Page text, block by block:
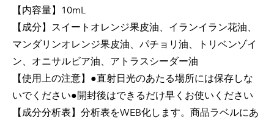
【内容量】10mL
【成分】スイートオレンジ果皮油、イランイラン花油、
マンダリンオレンジ果皮油、パチョリ油、トリベンゾイ
ン、オニサルビア油、アトラスシーダー油
【使用上の注意】●直射日光のあたる場所には保存しな
いでください●開封後はできるだけ早くお使いください
【成分分析表】分析表をWEB化します。商品ラベルにあ